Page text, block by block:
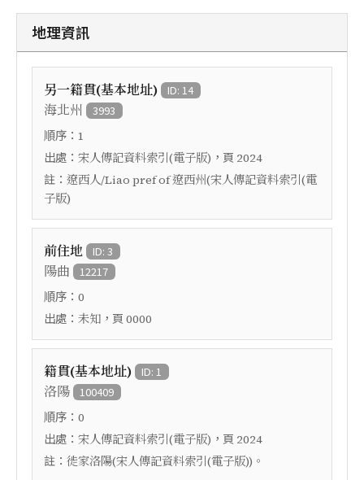
地理資訊
另一籍貫(基本地址) ID: 14
海北州 3993
順序： 1
出處： 宋人傳記資料索引(電子版) ，頁 2024
註： 遼西人/Liao pref of 遼西州(宋人傳記資料索引(電
子版)
前住地 ID: 3
陽曲 12217
順序： 0
出處： 未知 ，頁 0000
籍貫(基本地址) ID: 1
洛陽 100409
順序： 0
出處： 宋人傳記資料索引(電子版) ，頁 2024
註： 徙家洛陽(宋人傳記資料索引(電子版))。